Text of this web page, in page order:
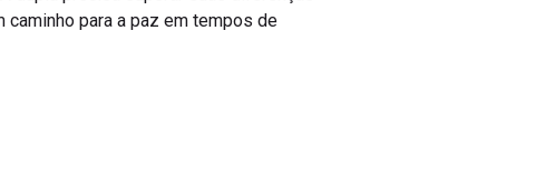
para a paz em tempos de